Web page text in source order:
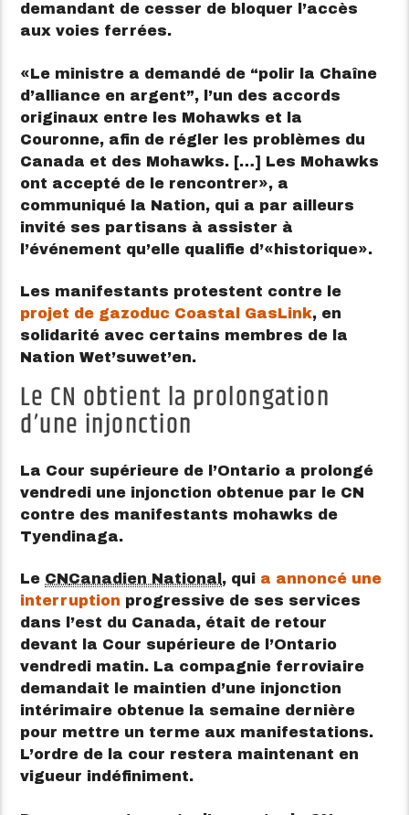
demandant de cesser de bloquer l’accès
aux voies ferrées.
Le ministre a demandé de “polir la Chaîne
d’alliance en argent”, l’un des accords
originaux entre les Mohawks et la
Couronne, afin de régler les problèmes du
Canada et des Mohawks. […] Les Mohawks
ont accepté de le rencontrer
, a
communiqué la Nation, qui a par ailleurs
invité ses partisans à assister à
l’événement qu’elle qualifie d’
historique .
Les manifestants protestent contre le
projet de gazoduc Coastal GasLink, en
solidarité avec certains membres de la
Nation Wet’suwet’en.
Le CN obtient la prolongation
d’une injonction
La Cour supérieure de l’Ontario a prolongé
vendredi une injonction obtenue par le CN
contre des manifestants mohawks de
Tyendinaga.
Le CNCanadien National , qui a annoncé une
interruption progressive de ses services
dans l’est du Canada, était de retour
devant la Cour supérieure de l’Ontario
vendredi matin. La compagnie ferroviaire
demandait le maintien d’une injonction
intérimaire obtenue la semaine dernière
pour mettre un terme aux manifestations.
L’ordre de la cour restera maintenant en
vigueur indéfiniment.